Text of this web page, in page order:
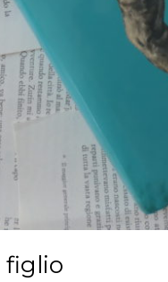
figlio